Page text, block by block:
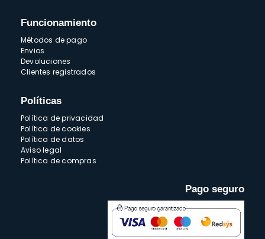
Funcionamiento
Métodos de pago
Envios
Devoluciones
Clientes registrados
Políticas
Política de privacidad
Política de cookies
Política de datos
Aviso legal
Política de compras
Pago seguro